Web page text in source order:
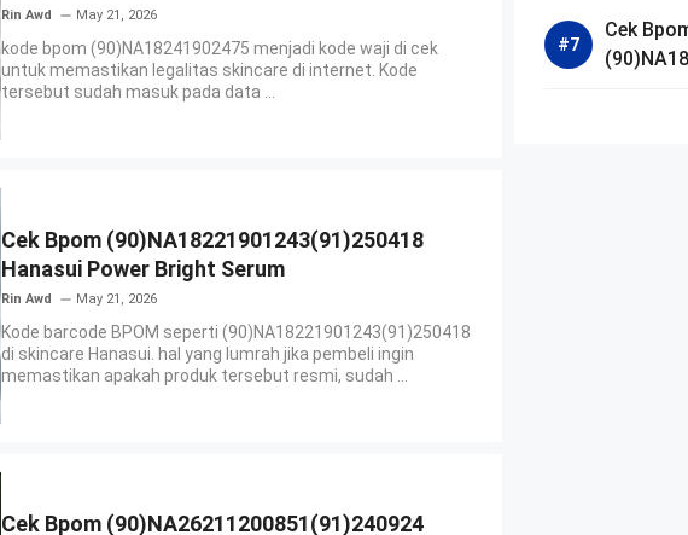
Rin Awd May 21, 2026
kode bpom (90)NA18241902475 menjadi kode waji di cek
untuk memastikan legalitas skincare di internet. Kode
tersebut sudah masuk pada data ...
Cek Bpom (90)NA18221901243(91)250418
Hanasui Power Bright Serum
Rin Awd May 21, 2026
Kode barcode BPOM seperti (90)NA18221901243(91)250418
di skincare Hanasui. hal yang lumrah jika pembeli ingin
memastikan apakah produk tersebut resmi, sudah ...
Cek Bpom (90)NA26211200851(91)240924
De Parfum
Cek